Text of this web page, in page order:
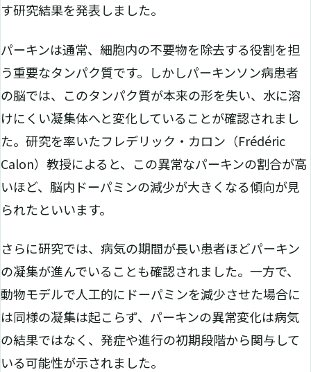
す研究結果を発表しました。
パーキンは通常、細胞内の不要物を除去する役割を担
う重要なタンパク質です。しかしパーキンソン病患者
の脳では、このタンパク質が本来の形を失い、水に溶
けにくい凝集体へと変化していることが確認されまし
た。研究を率いたフレデリック・カロン（Frédéric
Calon）教授によると、この異常なパーキンの割合が高
いほど、脳内ドーパミンの減少が大きくなる傾向が見
られたといいます。
さらに研究では、病気の期間が長い患者ほどパーキン
の凝集が進んでいることも確認されました。一方で、
動物モデルで人工的にドーパミンを減少させた場合に
は同様の凝集は起こらず、パーキンの異常変化は病気
の結果ではなく、発症や進行の初期段階から関与して
いる可能性が示されました。